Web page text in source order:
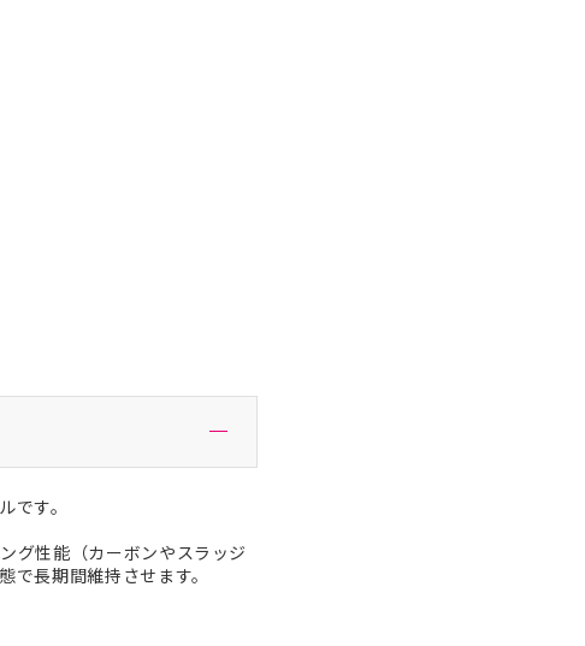
す。
グ性能（カーボンやスラッジ
長期間維持させます。